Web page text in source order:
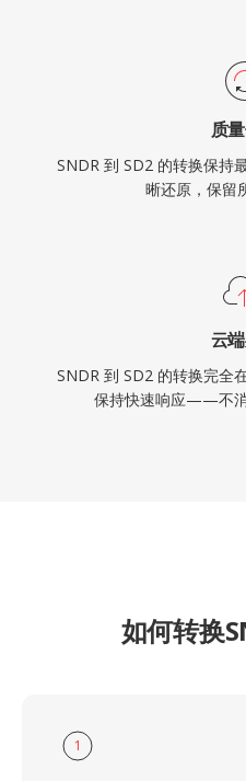
质
SNDR 到 SD2 的转换保持
晰还原，保留
云
SNDR 到 SD2 的转换完全
保持快速响应——不消
如何转换
1